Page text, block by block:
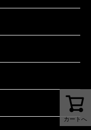
カートへ